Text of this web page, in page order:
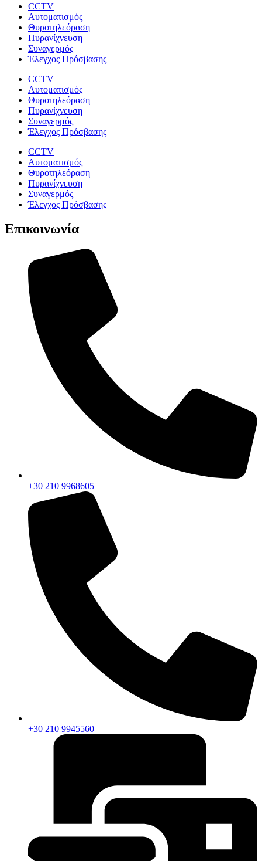
CCTV
Αυτοματισμός
Θυροτηλεόραση
Πυρανίχνευση
Συναγερμός
Έλεγχος Πρόσβασης
CCTV
Αυτοματισμός
Θυροτηλεόραση
Πυρανίχνευση
Συναγερμός
Έλεγχος Πρόσβασης
CCTV
Αυτοματισμός
Θυροτηλεόραση
Πυρανίχνευση
Συναγερμός
Έλεγχος Πρόσβασης
Επικοινωνία
+30 210 9968605
+30 210 9945560